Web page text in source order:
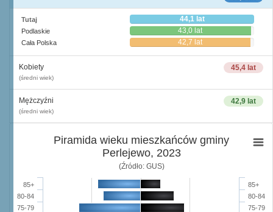
Tutaj 44,1 lat
Podlaskie 43,0 lat
Cała Polska 42,7 lat
45,4 lat
Kobiety
(średni wiek)
42,9 lat
Mężczyźni
(średni wiek)
Piramida wieku mieszkańców gminy
Perlejewo, 2023
(Źródło: GUS)
75-79
80-84
85+
75-79
80-84
85+